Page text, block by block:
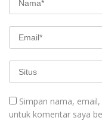
Simpan nama,
untuk komentar saya